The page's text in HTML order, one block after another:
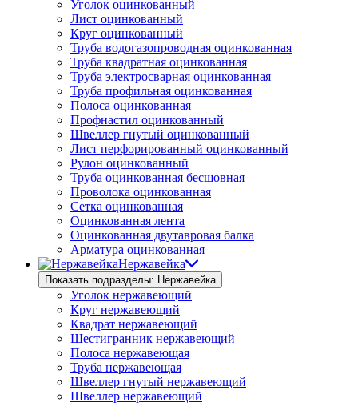
Уголок оцинкованный
Лист оцинкованный
Круг оцинкованный
Труба водогазопроводная оцинкованная
Труба квадратная оцинкованная
Труба электросварная оцинкованная
Труба профильная оцинкованная
Полоса оцинкованная
Профнастил оцинкованный
Швеллер гнутый оцинкованный
Лист перфорированный оцинкованный
Рулон оцинкованный
Труба оцинкованная бесшовная
Проволока оцинкованная
Сетка оцинкованная
Оцинкованная лента
Оцинкованная двутавровая балка
Арматура оцинкованная
Нержавейка
Показать подразделы: Нержавейка
Уголок нержавеющий
Круг нержавеющий
Квадрат нержавеющий
Шестигранник нержавеющий
Полоса нержавеющая
Труба нержавеющая
Швеллер гнутый нержавеющий
Швеллер нержавеющий